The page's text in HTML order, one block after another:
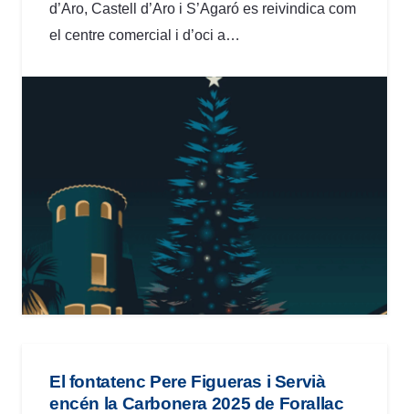
d’Aro, Castell d’Aro i S’Agaró es reivindica com
el centre comercial i d’oci a…
El fontatenc Pere Figueras i Servià
encén la Carbonera 2025 de Forallac